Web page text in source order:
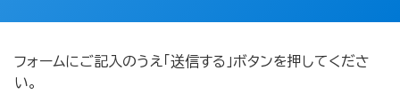
フォームにご記入のうえ「送信する」ボタンを押してくださ
い。